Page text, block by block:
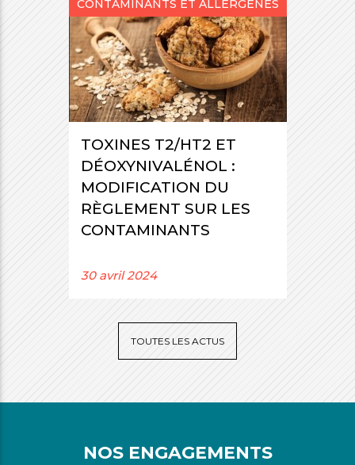
CONTAMINANTS ET ALLERGÈNES
TOXINES T2/HT2 ET
DÉOXYNIVALÉNOL :
MODIFICATION DU
RÈGLEMENT SUR LES
CONTAMINANTS
30 avril 2024
TOUTES LES ACTUS
NOS ENGAGEMENTS